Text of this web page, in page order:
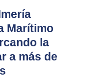
Marítimo
la
a más de